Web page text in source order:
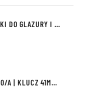
KRZYŻAKI DO GLAZURY I TERAKOTY
M27/H80/A | KLUCZ 41MM | 10SZT